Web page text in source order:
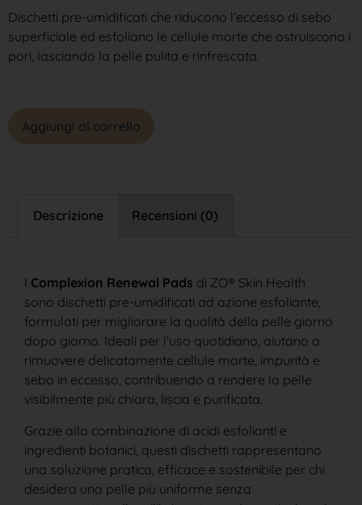
Dischetti pre-umidificati che riducono l’eccesso di sebo
superficiale ed esfoliano le cellule morte che ostruiscono i
pori, lasciando la pelle pulita e rinfrescata.
Aggiungi al carrello
Descrizione Recensioni (0)
I Complexion Renewal Pads di ZO® Skin Health
sono dischetti pre-umidificati ad azione esfoliante,
formulati per migliorare la qualità della pelle giorno
dopo giorno. Ideali per l’uso quotidiano, aiutano a
rimuovere delicatamente cellule morte, impurità e
sebo in eccesso, contribuendo a rendere la pelle
visibilmente più chiara, liscia e purificata.
Grazie alla combinazione di acidi esfolianti e
ingredienti botanici, questi dischetti rappresentano
una soluzione pratica, efficace e sostenibile per chi
desidera una pelle più uniforme senza